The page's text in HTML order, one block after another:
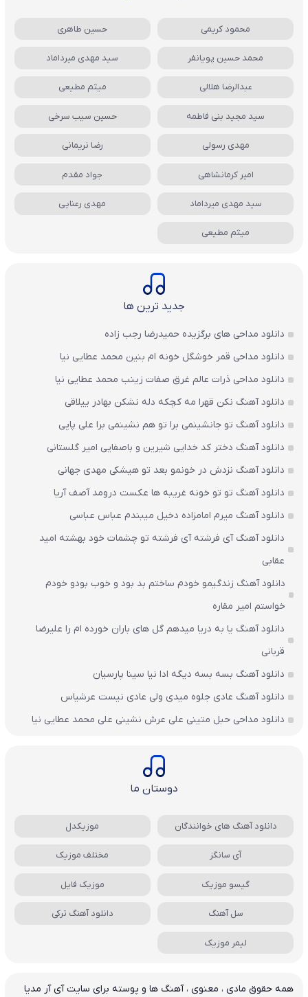
محمود کریمی حسین طاهری
محمد حسین پویانفر سید مهدی میرداماد
عبدالرضا هلالی میثم مطیعی
سید مجید بنی فاطمه حسین سیب سرخی
مهدی رسولی رضا نریمانی
امیر کرمانشاهی جواد مقدم
سید مهدی میرداماد مهدی رعنایی
میثم مطیعی
جدید ترین ها
دانلود مداحی های برگزیده حمیدرضا رجب زاده
دانلود مداحی قمر خوشگل خونه ام بنین محمد عطایی نیا
دانلود مداحی ذرات عالم غرق صفات زینب محمد عطایی نیا
دانلود آهنگ نکن قهرا مه کچکه دله نشکن بهادر ییلاقی
دانلود آهنگ تو جانشینمی برا تو هم نشینمی برا علی پاپی
دانلود آهنگ دختر کد خدایی شیرین و باصفایی امیر گلستانی
دانلود آهنگ نزدش در خونمو بعد تو هیشکی مهدی جهانی
دانلود آهنگ تو تو خونه غریبه ها عکست درومد آصف آریا
دانلود آهنگ میرم امامزاده دخیل میبندم عباس عباسی
دانلود آهنگ آی فرشته آی فرشته تو چشمات خود بهشته امید
عقابی
دانلود آهنگ زندگیمو خودم ساختم بد بود و خوب بودو خودم
خواستم امیر مقاره
دانلود آهنگ یا به دریا میدهم گل های باران‌ خورده ام را علیرضا
قربانی
دانلود آهنگ بسه بسه دیگه ادا نیا سینا پارسیان
دانلود آهنگ عادی جلوه میدی ولی عادی نیست عرشیاس
دانلود مداحی حبل متینی علی عرش نشینی علی محمد عطایی نیا
دوستان ما
دانلود آهنگ های خوانندگان موزیکدل
آی سانگز مختلف موزیک
گیسو موزیک موزیک فایل
سل آهنگ دانلود آهنگ ترکی
لیمر موزیک
همه حقوق مادی ، معنوی ، آهنگ ها و پوسته برای سایت آی آر مدیا